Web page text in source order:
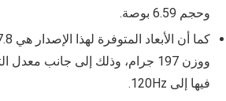
وحجم 6.59 بوصة.
ووزن 197 جرام، وذلك إلى جانب
فيها إلى 120Hz.